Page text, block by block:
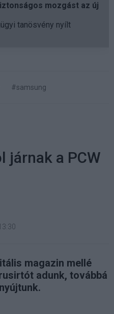
mozgást az új
tanösvény nyílt
#samsung
járnak a PCW
magazin mellé
adunk, továbbá